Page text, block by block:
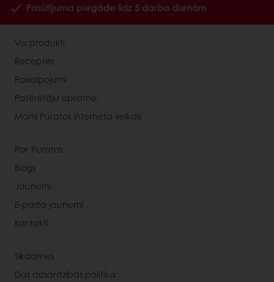
Pasūtījuma piegāde līdz 5 darba dienām
Visi produkti
Receptes
Pakalpojumi
Patērētāju izpratne
Mans Puratos interneta veikals
Par Puratos
Blogs
Jaunumi
E-pasta jaunumi
Kontakti
Sīkdatnes
Dat aizsardzības politika